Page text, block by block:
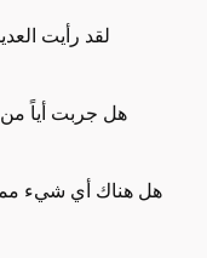
لقد رأيت
• هل هناك أي شيء